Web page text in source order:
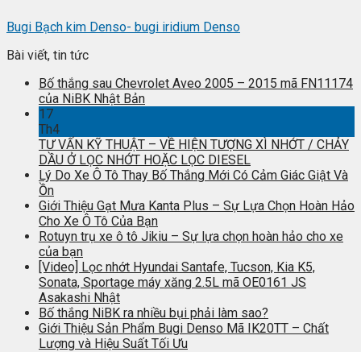
Bugi Bạch kim Denso- bugi iridium Denso
Bài viết, tin tức
Bố thắng sau Chevrolet Aveo 2005 – 2015 mã FN11174
của NiBK Nhật Bản
17
Th4
TƯ VẤN KỸ THUẬT – VỀ HIỆN TƯỢNG XÌ NHỚT / CHẢY
DẦU Ở LỌC NHỚT HOẶC LỌC DIESEL
Lý Do Xe Ô Tô Thay Bố Thắng Mới Có Cảm Giác Giật Và
Ồn
Giới Thiệu Gạt Mưa Kanta Plus – Sự Lựa Chọn Hoàn Hảo
Cho Xe Ô Tô Của Bạn
Rotuyn trụ xe ô tô Jikiu – Sự lựa chọn hoàn hảo cho xe
của bạn
[Video] Lọc nhớt Hyundai Santafe, Tucson, Kia K5,
Sonata, Sportage máy xăng 2.5L mã OE0161 JS
Asakashi Nhật
Bố thắng NiBK ra nhiều bụi phải làm sao?
Giới Thiệu Sản Phẩm Bugi Denso Mã IK20TT – Chất
Lượng và Hiệu Suất Tối Ưu